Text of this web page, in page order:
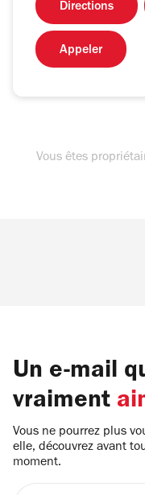
Directions
Appeler
Vous êtes
Un e-mail
vraiment
Vous ne pourrez plus
elle, découvrez avant
moment.